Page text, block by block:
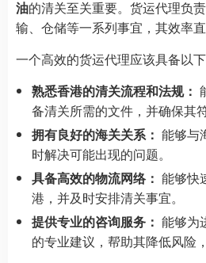
油的清关至关重要。货运代理负
输、仓储等一系列事宜，其效率
一个高效的货运代理应该具备以下
熟悉香港的清关流程和法规：
备清关所需的文件，并确保其
拥有良好的海关关系： 能够与
时解决可能出现的问题。
具备高效的物流网络： 能够快
港，并及时安排清关事宜。
提供专业的咨询服务： 能够为
的专业建议，帮助其降低风险